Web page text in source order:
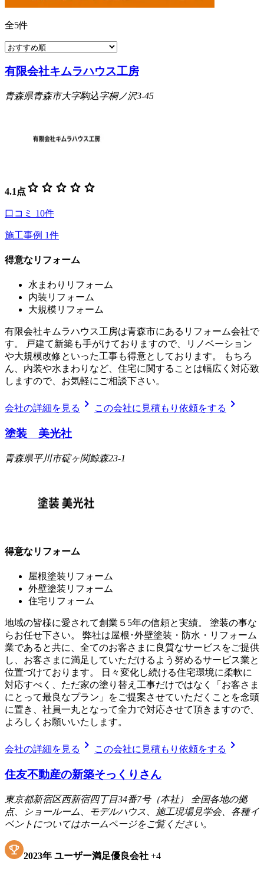
全5件
有限会社キムラハウス工房
青森県青森市大字駒込字桐ノ沢3-45
4.1 点 star star star star star
口コミ 10件
施工事例 1件
得意なリフォーム
水まわりリフォーム
内装リフォーム
大規模リフォーム
有限会社キムラハウス工房は青森市にあるリフォーム会社で
す。 戸建て新築も手がけておりますので、リノベーション
や大規模改修といった工事も得意としております。 もちろ
ん、内装や水まわりなど、住宅に関することは幅広く対応致
しますので、お気軽にご相談下さい。
会社の詳細を見る chevron_right この会社に見積もり依頼をする chevron_right
塗装 美光社
青森県平川市碇ヶ関鯨森23-1
得意なリフォーム
屋根塗装リフォーム
外壁塗装リフォーム
住宅リフォーム
地域の皆様に愛されて創業５5年の信頼と実績。 塗装の事な
らお任せ下さい。 弊社は屋根･外壁塗装・防水・リフォーム
業であると共に、全てのお客さまに良質なサービスをご提供
し、お客さまに満足していただけるよう努めるサービス業と
位置づけております。 日々変化し続ける住宅環境に柔軟に
対応すべく、ただ家の塗り替え工事だけではなく「お客さま
にとって最良なプラン」をご提案させていただくことを念頭
に置き、社員一丸となって全力で対応させて頂きますので、
よろしくお願いいたします。
会社の詳細を見る chevron_right この会社に見積もり依頼をする chevron_right
住友不動産の新築そっくりさん
東京都新宿区西新宿四丁目34番7号（本社） 全国各地の拠
点、ショールーム、モデルハウス、施工現場見学会、各種イ
ベントについてはホームページをご覧ください。
2023年 ユーザー満足優良会社 +4